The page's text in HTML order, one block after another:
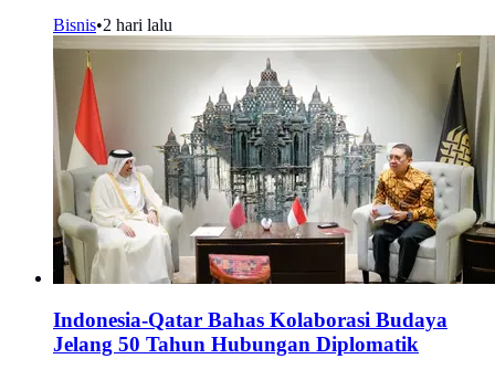
Bisnis•2 hari lalu
Indonesia-Qatar Bahas Kolaborasi Budaya
Jelang 50 Tahun Hubungan Diplomatik